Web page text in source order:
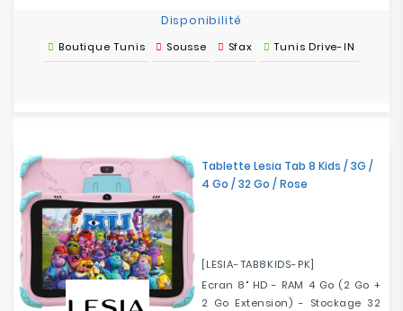
Disponibilité
Boutique Tunis Sousse Sfax Tunis Drive-IN
Tablette Lesia Tab 8 Kids / 3G /
4 Go / 32 Go / Rose
[LESIA-TAB8KIDS-PK]
Ecran 8" HD - RAM 4 Go (2 Go +
2 Go Extension) - Stockage 32